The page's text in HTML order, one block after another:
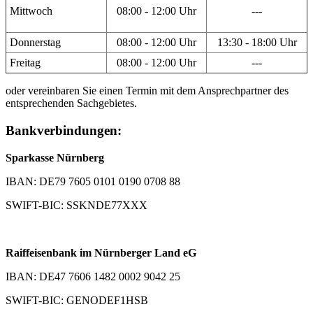
Mittwoch 08:00 - 12:00 Uhr ---
Donnerstag 08:00 - 12:00 Uhr
13:30 - 18:00 Uhr
Freitag
08:00 - 12:00 Uhr ---
oder vereinbaren Sie einen Termin mit dem Ansprechpartner des
entsprechenden Sachgebietes.
Bankverbindungen:
Sparkasse Nürnberg
IBAN: DE79 7605 0101 0190 0708 88
SWIFT-BIC: SSKNDE77XXX
Raiffeisenbank im Nürnberger Land eG
IBAN: DE47 7606 1482 0002 9042 25
SWIFT-BIC: GENODEF1HSB